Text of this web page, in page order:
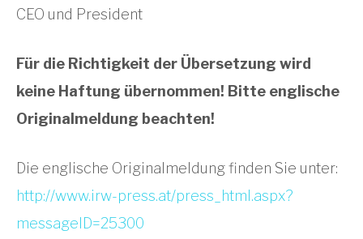
CEO und President
Für die Richtigkeit der Übersetzung wird
keine Haftung übernommen! Bitte englische
Originalmeldung beachten!
Die englische Originalmeldung finden Sie unter:
http://www.irw-press.at/press_html.aspx?
messageID=25300